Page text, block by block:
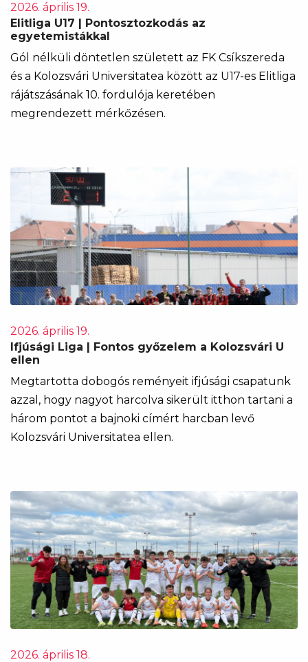
2026. április 19.
Elitliga U17 | Pontosztozkodás az
egyetemistákkal
Gól nélküli döntetlen született az FK Csíkszereda
és a Kolozsvári Universitatea között az U17-es Elitliga
rájátszásának 10. fordulója keretében
megrendezett mérkőzésen.
2026. április 19.
Ifjúsági Liga | Fontos győzelem a Kolozsvári U
ellen
Megtartotta dobogós reményeit ifjúsági csapatunk
azzal, hogy nagyot harcolva sikerült itthon tartani a
három pontot a bajnoki címért harcban levő
Kolozsvári Universitatea ellen.
2026. április 18.